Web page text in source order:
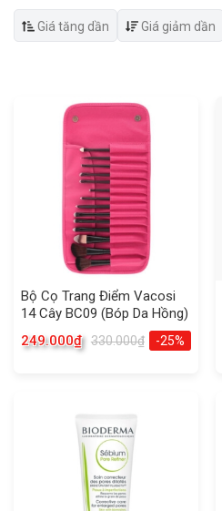
Giá tăng dần Giá giảm dần
Bộ Cọ Trang Điểm Vacosi
14 Cây BC09 (Bóp Da Hồng)
330.000₫
249.000₫ -25%